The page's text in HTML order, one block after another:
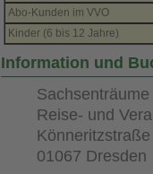
Abo-Kunden im VVO
Kinder (6 bis 12 Jahre)
Information und
Sachsenträume
Reise- und
Könneritzstraße
01067 Dresden